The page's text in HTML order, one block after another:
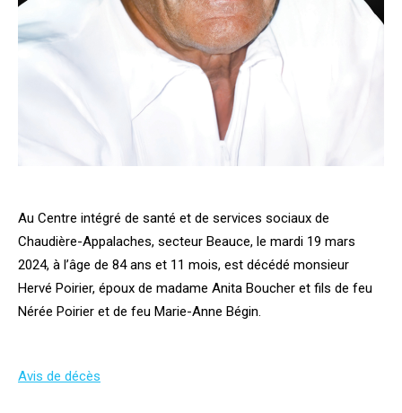
Au Centre intégré de santé et de services sociaux de
Chaudière-Appalaches, secteur Beauce, le mardi 19 mars
2024, à l’âge de 84 ans et 11 mois, est décédé monsieur
Hervé Poirier, époux de madame Anita Boucher et fils de feu
Nérée Poirier et de feu Marie-Anne Bégin.
Avis de décès